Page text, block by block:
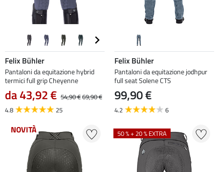
Felix Bühler
Pantaloni da equitazione hybrid
termici full grip Cheyenne
da 43,92 € 54,90 €69,90 €
4.8
25
Felix Bühler
Pantaloni da equitazione jodhpur
full seat Solene CTS
99,90 €
4.2 6
NOVITÀ 50 % + 20 % EXTRA